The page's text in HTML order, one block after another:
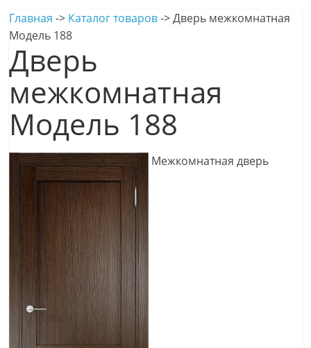
Главная -> Каталог товаров->Дверь межкомнатная
Модель 188
Дверь
межкомнатная
Модель 188
Межкомнатная дверь